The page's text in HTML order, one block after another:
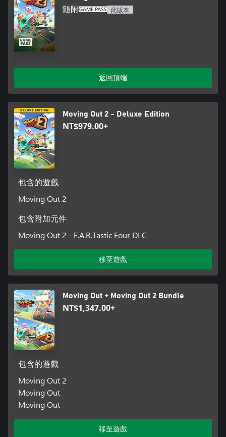
隨附 此版本
返回頂端
Moving Out 2 - Deluxe Edition
NT$979.00+
包含的遊戲
Moving Out 2
包含附加元件
Moving Out 2 - F.A.R.Tastic Four DLC
移至遊戲
Moving Out + Moving Out 2 Bundle
NT$1,347.00+
包含的遊戲
Moving Out 2
Moving Out
Moving Out
移至遊戲